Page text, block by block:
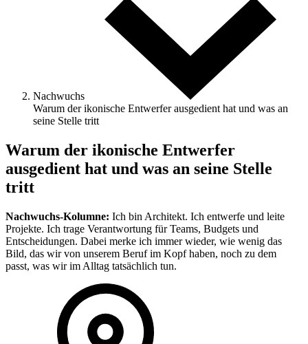
Nachwuchs
Warum der ikonische Entwerfer ausgedient hat und was an
seine Stelle tritt
Warum der ikonische Entwerfer
ausgedient hat und was an seine Stelle
tritt
Nachwuchs-Kolumne: Ich bin Architekt. Ich entwerfe und leite
Projekte. Ich trage Verantwortung für Teams, Budgets und
Entscheidungen. Dabei merke ich immer wieder, wie wenig das
Bild, das wir von unserem Beruf im Kopf haben, noch zu dem
passt, was wir im Alltag tatsächlich tun.